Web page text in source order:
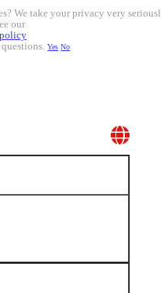
We take your privacy very
our
questions.Yes No